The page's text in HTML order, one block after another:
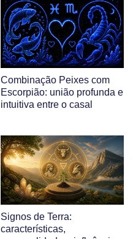
Combinação Peixes com
Escorpião: união profunda e
intuitiva entre o casal
Signos de Terra:
características,